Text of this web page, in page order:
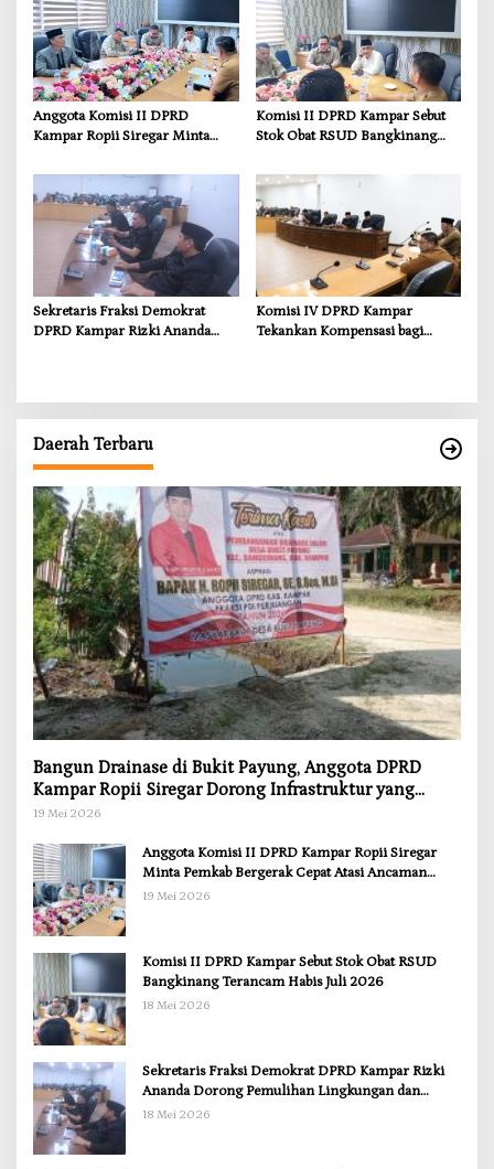
Anggota Komisi II DPRD
Kampar Ropii Siregar Minta
Ancaman Kekosongan Obat
demi Wujudkan Kampar Dihati
Komisi II DPRD Kampar Sebut
Stok Obat RSUD Bangkinang
Sekretaris Fraksi Demokrat
DPRD Kampar Rizki Ananda
Komisi IV DPRD Kampar
Tekankan Kompensasi bagi
Daerah Terbaru
Bangun Drainase di Bukit Payung, Anggota DPRD
Kampar Ropii Siregar Dorong Infrastruktur yang
Menyentuh Kebutuhan Dasar
19 Mei 2026
Anggota Komisi II DPRD Kampar Ropii Siregar
Minta Pemkab Bergerak Cepat Atasi Ancaman
Kekosongan Obat demi Wujudkan Kampar Dihati
19 Mei 2026
Komisi II DPRD Kampar Sebut Stok Obat RSUD
Bangkinang Terancam Habis Juli 2026
18 Mei 2026
Sekretaris Fraksi Demokrat DPRD Kampar Rizki
Ananda Dorong Pemulihan Lingkungan dan
Kompensasi untuk Warga Sungai Tapung
18 Mei 2026